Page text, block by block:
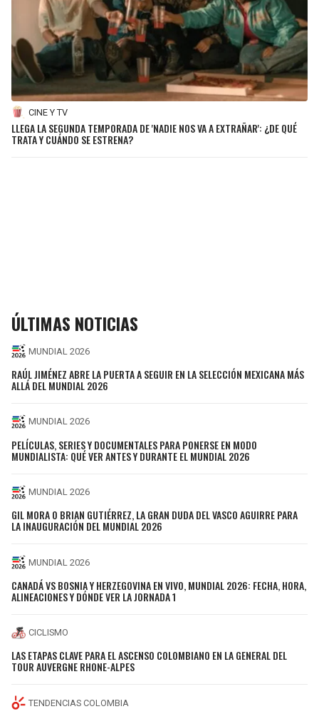
CINE Y TV
LLEGA LA SEGUNDA TEMPORADA DE 'NADIE NOS VA A EXTRAÑAR': ¿DE QUÉ
TRATA Y CUÁNDO SE ESTRENA?
ÚLTIMAS NOTICIAS
MUNDIAL 2026
RAÚL JIMÉNEZ ABRE LA PUERTA A SEGUIR EN LA SELECCIÓN MEXICANA MÁS
ALLÁ DEL MUNDIAL 2026
MUNDIAL 2026
PELÍCULAS, SERIES Y DOCUMENTALES PARA PONERSE EN MODO
MUNDIALISTA: QUÉ VER ANTES Y DURANTE EL MUNDIAL 2026
MUNDIAL 2026
GIL MORA O BRIAN GUTIÉRREZ, LA GRAN DUDA DEL VASCO AGUIRRE PARA
LA INAUGURACIÓN DEL MUNDIAL 2026
MUNDIAL 2026
CANADÁ VS BOSNIA Y HERZEGOVINA EN VIVO, MUNDIAL 2026: FECHA, HORA,
ALINEACIONES Y DÓNDE VER LA JORNADA 1
CICLISMO
LAS ETAPAS CLAVE PARA EL ASCENSO COLOMBIANO EN LA GENERAL DEL
TOUR AUVERGNE RHONE-ALPES
TENDENCIAS COLOMBIA